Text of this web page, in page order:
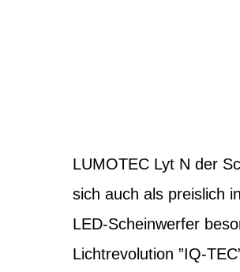
LUMOTEC Lyt N der
sich auch als preislich
LED-Scheinwerfer
Lichtrevolution ”IQ-